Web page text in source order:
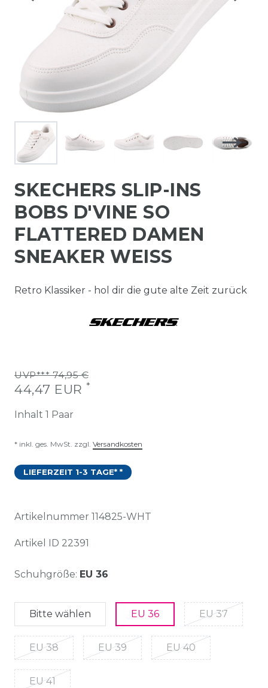
SKECHERS SLIP-INS
BOBS D'VINE SO
FLATTERED DAMEN
SNEAKER WEISS
Retro Klassiker - hol dir die gute alte Zeit zurück
UVP*** 74,95 €
44,47 EUR *
Inhalt 1 Paar
* inkl. ges. MwSt. zzgl. Versandkosten
LIEFERZEIT 1-3 TAGE* *
Artikelnummer 114825-WHT
Artikel ID 22391
Schuhgröße: EU 36
Bitte wählen EU 36 EU 37
EU 38 EU 39 EU 40
EU 41